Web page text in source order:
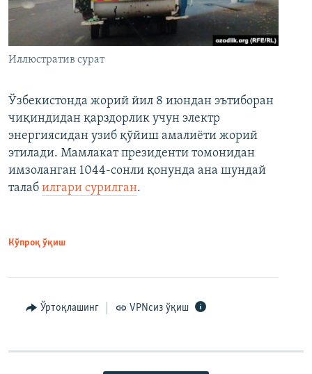
Иллюстратив сурат
Ўзбекистонда жорий йил 8 июндан эътиборан
чиқиндидан қарздорлик учун электр
энергиясидан узиб қўйиш амалиёти жорий
этилади. Мамлакат президенти томонидан
имзоланган 1044-сонли қонунда ана шундай
талаб илгари сурилган.
Кўпроқ ўқиш
Ўртоқлашинг VPNсиз ўқиш